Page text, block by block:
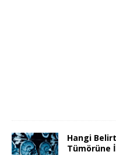
Hangi
Tümörüne